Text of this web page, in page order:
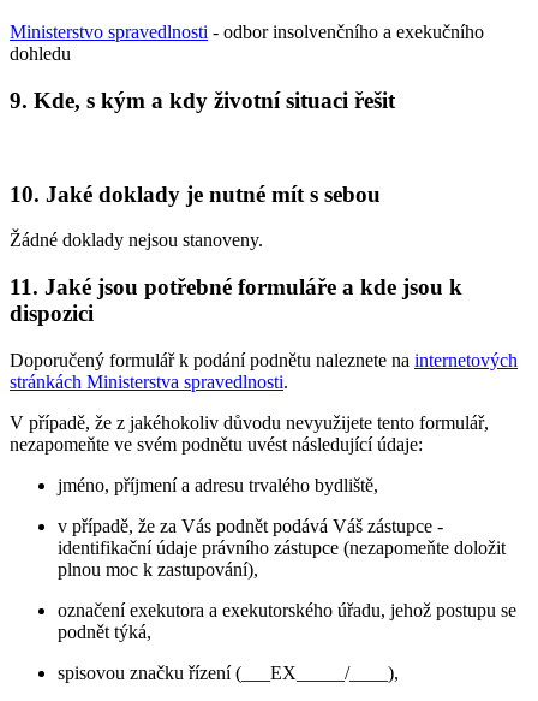
Ministerstvo spravedlnosti - odbor insolvenčního a exekučního
dohledu
9. Kde, s kým a kdy životní situaci řešit
10. Jaké doklady je nutné mít s sebou
Žádné doklady nejsou stanoveny.
11. Jaké jsou potřebné formuláře a kde jsou k
dispozici
Doporučený formulář k podání podnětu naleznete na internetových
stránkách Ministerstva spravedlnosti.
V případě, že z jakéhokoliv důvodu nevyužijete tento formulář,
nezapomeňte ve svém podnětu uvést následující údaje:
jméno, příjmení a adresu trvalého bydliště,
v případě, že za Vás podnět podává Váš zástupce -
identifikační údaje právního zástupce (nezapomeňte doložit
plnou moc k zastupování),
označení exekutora a exekutorského úřadu, jehož postupu se
podnět týká,
spisovou značku řízení (___EX_____/____),